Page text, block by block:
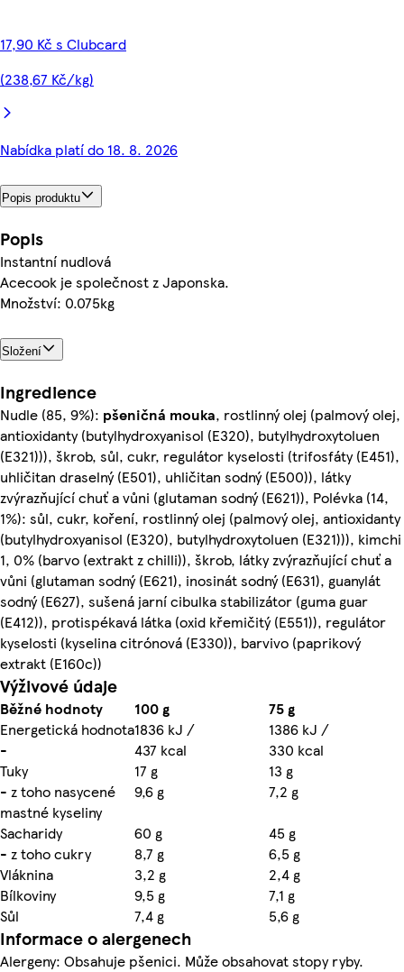
17,90 Kč s Clubcard
(238,67 Kč/kg)
Nabídka platí do 18. 8. 2026
Popis produktu
Popis
Instantní nudlová
Acecook je společnost z Japonska.
Množství: 0.075kg
Složení
Ingredience
Nudle (85, 9%): pšeničná mouka, rostlinný olej (palmový olej,
antioxidanty (butylhydroxyanisol (E320), butylhydroxytoluen
(E321))), škrob, sůl, cukr, regulátor kyselosti (trifosfáty (E451),
uhličitan draselný (E501), uhličitan sodný (E500)), látky
zvýrazňující chuť a vůni (glutaman sodný (E621)), Polévka (14,
1%): sůl, cukr, koření, rostlinný olej (palmový olej, antioxidanty
(butylhydroxyanisol (E320), butylhydroxytoluen (E321))), kimchi
1, 0% (barvo (extrakt z chilli)), škrob, látky zvýrazňující chuť a
vůni (glutaman sodný (E621), inosinát sodný (E631), guanylát
sodný (E627), sušená jarní cibulka stabilizátor (guma guar
(E412)), protispékavá látka (oxid křemičitý (E551)), regulátor
kyselosti (kyselina citrónová (E330)), barvivo (paprikový
extrakt (E160c))
Výživové údaje
Běžné hodnoty 100 g
75 g
Energetická hodnota1836 kJ /
1386 kJ /
-
437 kcal
330 kcal
Tuky
17 g
13 g
- z toho nasycené
mastné kyseliny
9,6 g
7,2 g
Sacharidy
60 g
45 g
- z toho cukry
8,7 g
6,5 g
Vláknina
3,2 g
2,4 g
Bílkoviny
9,5 g
7,1 g
Sůl
7,4 g 5,6 g
Informace o alergenech
Alergeny: Obsahuje pšenici. Může obsahovat stopy ryby.